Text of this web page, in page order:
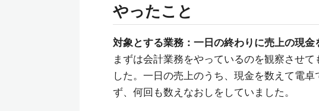
やったこと
対象とする業務：一日の終わりに売上の現金
まずは会計業務をやっているのを観察させ
した。一日の売上のうち、現金を数えて電
ず、何回も数えなおしをしていました。